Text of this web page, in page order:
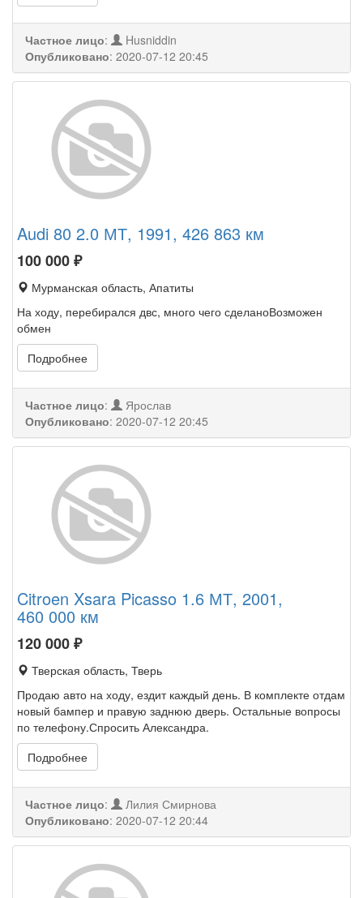
Частное лицо:
Husniddin
Опубликовано: 2020-07-12 20:45
Audi 80 2.0 МТ, 1991, 426 863 км
100 000₽
Мурманская область, Апатиты
На ходу, перебирался двс, много чего сделаноВозможен
обмен
Подробнее
Частное лицо:
Ярослав
Опубликовано: 2020-07-12 20:45
Citroen Xsara Picasso 1.6 МТ, 2001,
460 000 км
120 000₽
Тверская область, Тверь
Продаю авто на ходу, ездит каждый день. В комплекте отдам
новый бампер и правую заднюю дверь. Остальные вопросы
по телефону.Спросить Александра.
Подробнее
Частное лицо:
Лилия Смирнова
Опубликовано: 2020-07-12 20:44